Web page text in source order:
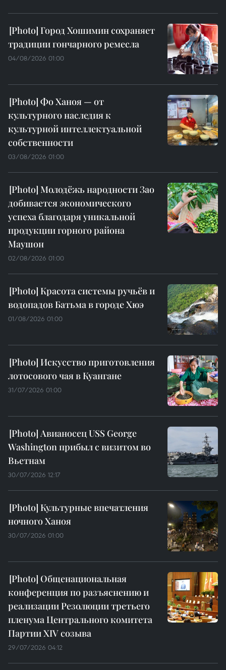
Город Хошимин сохраняет
традиции гончарного ремесла
04/08/2026 01:00
Фо Ханоя — от
культурного наследия к
культурной интеллектуальной
собственности
03/08/2026 01:00
Молодёжь народности Зао
добивается экономического
успеха благодаря уникальной
продукции горного района
Маушон
02/08/2026 01:00
Красота системы ручьёв и
водопадов Батьма в городе Хюэ
01/08/2026 01:00
Искусство приготовления
лотосового чая в Куангане
31/07/2026 01:00
Авианосец USS George
Washington прибыл с визитом во
Вьетнам
30/07/2026 12:17
Культурные впечатления
ночного Ханоя
30/07/2026 01:00
Общенациональная
конференция по разъяснению и
реализации Резолюции третьего
пленума Центрального комитета
Партии XIV созыва
29/07/2026 04:12